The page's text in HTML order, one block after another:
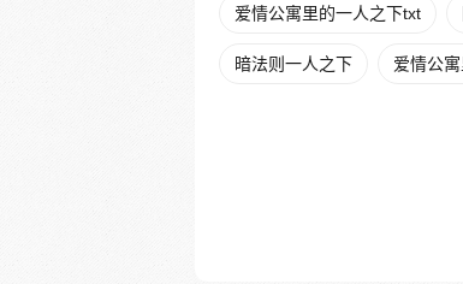
爱情公寓里的一人之下txt
暗法则一人之下 爱情公